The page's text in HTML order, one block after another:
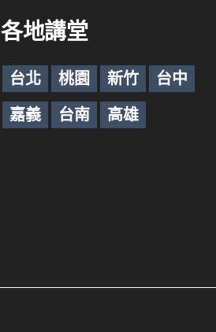
各地講堂
台北 桃園 新竹 台中
嘉義 台南 高雄